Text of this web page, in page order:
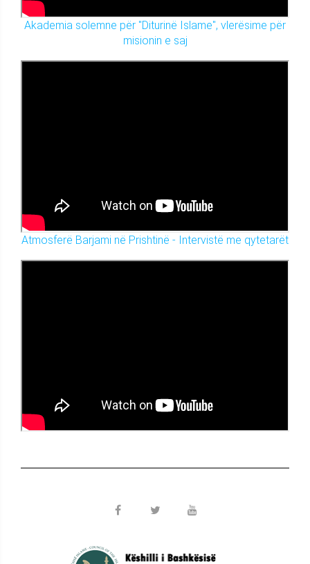
Akademia solemne për "Diturinë Islame", vlerësime për
misionin e saj
Atmosferë Barjami në Prishtinë - Intervistë me qytetarët